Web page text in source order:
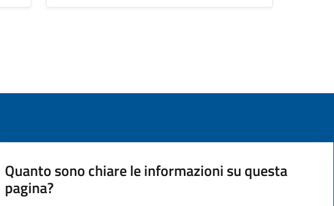
Quanto sono chiare le informazioni su questa
pagina?